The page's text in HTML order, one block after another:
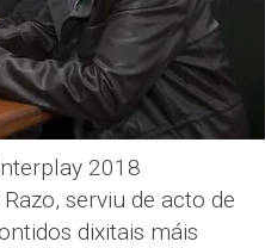
2018
serviu de acto de
dixitais máis